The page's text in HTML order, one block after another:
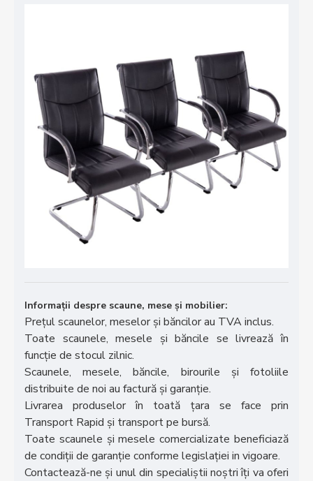
Informații despre scaune, mese și mobilier:
Prețul scaunelor, meselor și băncilor au TVA inclus.
Toate scaunele, mesele și băncile se livrează în
funcție de stocul zilnic.
Scaunele, mesele, băncile, birourile și fotoliile
distribuite de noi au factură și garanție.
Livrarea produselor în toată țara se face prin
Transport Rapid și transport pe bursă.
Toate scaunele și mesele comercializate beneficiază
de condiții de garanție conforme legislației in vigoare.
Contactează-ne și unul din specialiștii noștri îți va oferi